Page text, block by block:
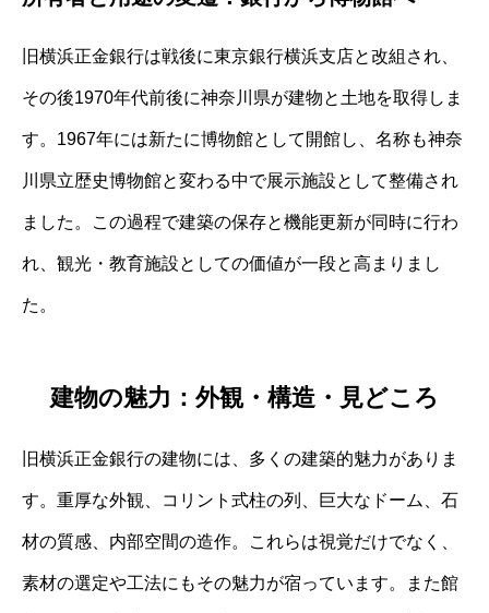
旧横浜正金銀行は戦後に東京銀行横浜支店と改組され、
その後1970年代前後に神奈川県が建物と土地を取得しま
す。1967年には新たに博物館として開館し、名称も神奈
川県立歴史博物館と変わる中で展示施設として整備され
ました。この過程で建築の保存と機能更新が同時に行わ
れ、観光・教育施設としての価値が一段と高まりまし
た。
建物の魅力：外観・構造・見どころ
旧横浜正金銀行の建物には、多くの建築的魅力がありま
す。重厚な外観、コリント式柱の列、巨大なドーム、石
材の質感、内部空間の造作。これらは視覚だけでなく、
素材の選定や工法にもその魅力が宿っています。また館